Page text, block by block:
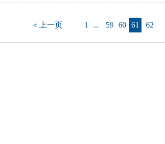
＜上一页 1 ... 59 60 61 62